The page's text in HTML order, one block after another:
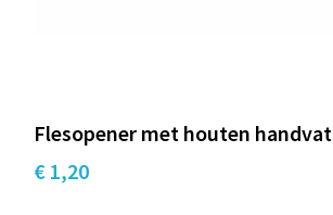
Flesopener met houten handvat
€ 1,20